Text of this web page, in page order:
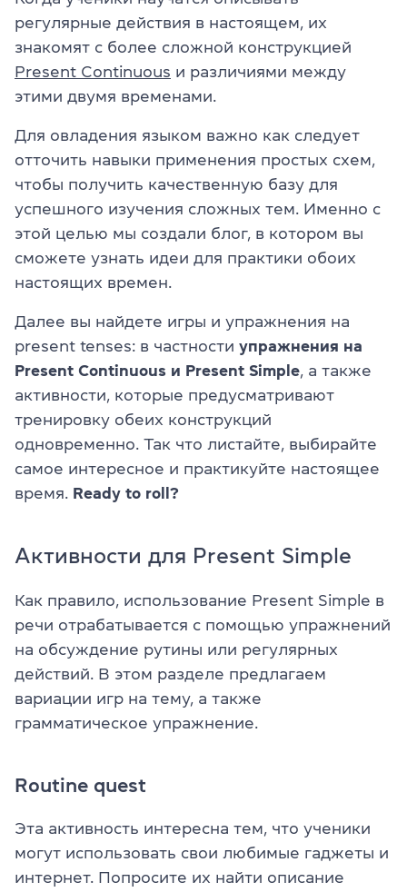
регулярные действия в настоящем, их
знакомят с более сложной конструкцией
Present Continuous и различиями между
этими двумя временами.
Для овладения языком важно как следует
отточить навыки применения простых схем,
чтобы получить качественную базу для
успешного изучения сложных тем. Именно с
этой целью мы создали блог, в котором вы
сможете узнать идеи для практики обоих
настоящих времен.
Далее вы найдете игры и упражнения на
present tenses: в частности упражнения на
Present Continuous и Present Simple , а также
активности, которые предусматривают
тренировку обеих конструкций
одновременно. Так что листайте, выбирайте
самое интересное и практикуйте настоящее
время. Ready to roll?
Активности для Present Simple
Как правило, использование Present Simple в
речи отрабатывается с помощью упражнений
на обсуждение рутины или регулярных
действий. В этом разделе предлагаем
вариации игр на тему, а также
грамматическое упражнение.
Routine quest
Эта активность интересна тем, что ученики
могут использовать свои любимые гаджеты и
интернет. Попросите их найти описание